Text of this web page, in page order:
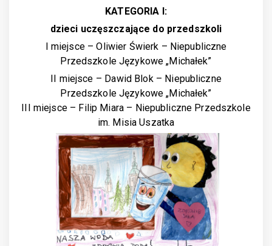
KATEGORIA I:
dzieci uczęszczające do przedszkoli
I miejsce – Oliwier Świerk – Niepubliczne
Przedszkole Językowe „Michałek”
II miejsce – Dawid Blok – Niepubliczne
Przedszkole Językowe „Michałek”
III miejsce – Filip Miara – Niepubliczne Przedszkole
im. Misia Uszatka